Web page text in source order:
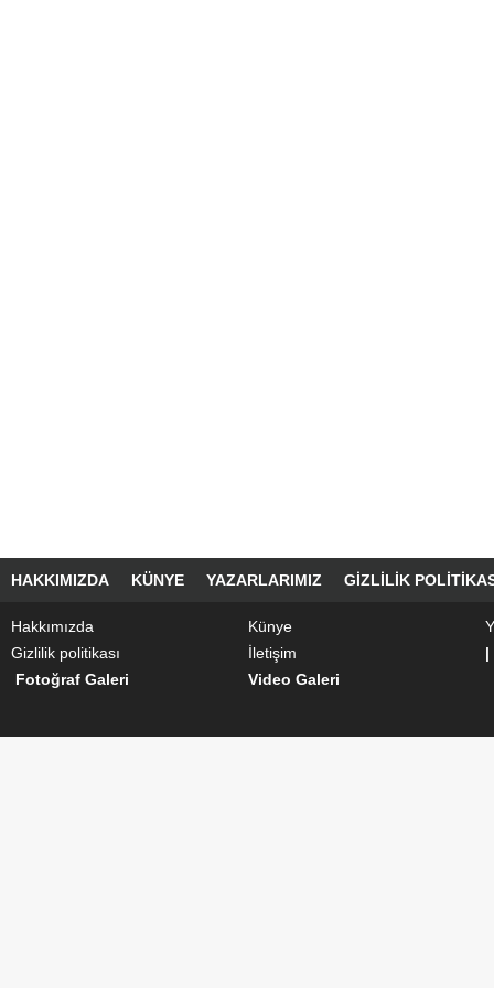
HAKKIMIZDA KÜNYE YAZARLARIMIZ GIZLILIK
Hakkımızda Künye
Gizlilik politikası
İletişim
|
Fotoğraf Galeri
Video Galeri